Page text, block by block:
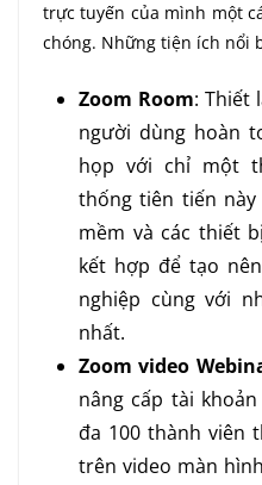
trực tuyến của mình một
chóng. Những tiện ích nổi
Zoom Room: Thiết
người dùng hoàn
họp với chỉ một
thống tiên tiến
mềm và các thiết
kết hợp để tạo
nghiệp cùng với
nhất.
Zoom video
nâng cấp tài
đa 100 thành viên
trên video màn